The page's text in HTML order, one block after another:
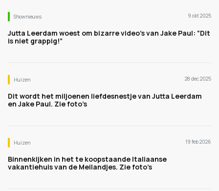
Shownieuws 9 okt 2025
Jutta Leerdam woest om bizarre video’s van Jake Paul: “Dit
is niet grappig!”
Huizen 28 dec 2025
Dit wordt het miljoenen liefdesnestje van Jutta Leerdam
en Jake Paul. Zie foto’s
Huizen 19 feb 2026
Binnenkijken in het te koopstaande Italiaanse
vakantiehuis van de Meilandjes. Zie foto’s